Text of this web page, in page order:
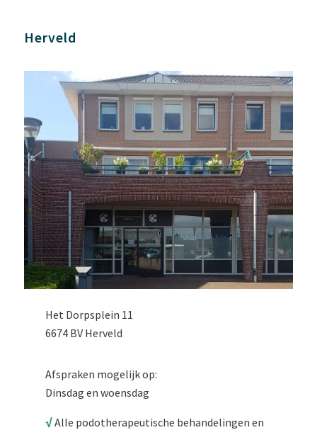
Herveld
Het Dorpsplein 11
6674 BV Herveld
Afspraken mogelijk op:
Dinsdag en woensdag
√Alle podotherapeutische behandelingen en